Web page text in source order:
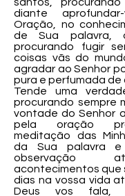
diante
Oração, no
de Sua palavra,
procurando fugir
coisas vãs do
agradar ao Senhor
pura e perfumada de
Tende uma
procurando sempre
vontade do Senhor
pela oração
meditação das
da Sua palavra e
observação
acontecimentos que
dias na vossa vida
Deus vos fala,